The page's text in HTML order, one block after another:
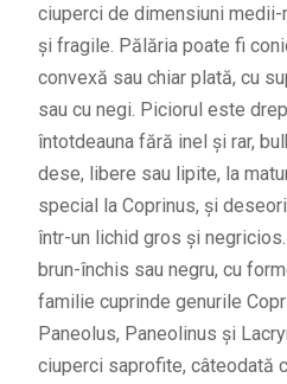
ciuperci de dimensiuni
și fragile. Pălăria poate fi
convexă sau chiar plată, cu
sau cu negi. Piciorul este
întotdeauna fără inel și rar,
dese, libere sau lipite, la
special la Coprinus, și
într-un lichid gros și
brun-închis sau negru, cu
familie cuprinde genurile
Paneolus, Paneolinus și
ciuperci saprofite, câteodată